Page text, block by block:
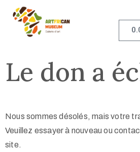
Le don a
Nous sommes désolés, mais votre
Veuillez essayer à nouveau ou
site.